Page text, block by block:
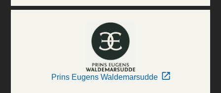
Prins Eugens Waldemarsudde